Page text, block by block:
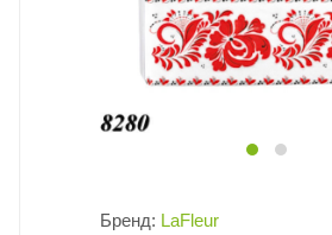
Бренд: LaFleur